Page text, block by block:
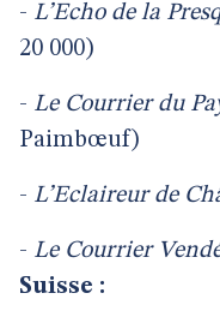
- L’Echo de la
20 000)
- Le Courrier du
Paimbœuf)
- L’Eclaireur de
- Le Courrier
Suisse :